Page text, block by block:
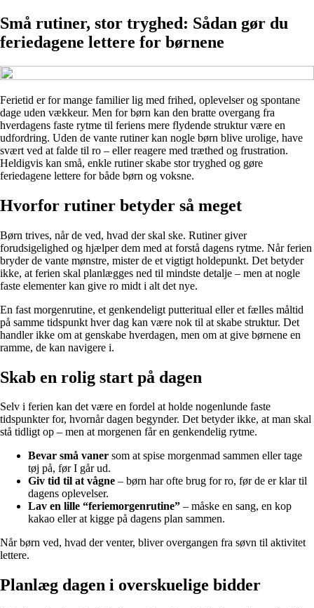
Små rutiner, stor tryghed: Sådan gør du
feriedagene lettere for børnene
Ferietid er for mange familier lig med frihed, oplevelser og spontane
dage uden vækkeur. Men for børn kan den bratte overgang fra
hverdagens faste rytme til feriens mere flydende struktur være en
udfordring. Uden de vante rutiner kan nogle børn blive urolige, have
svært ved at falde til ro – eller reagere med træthed og frustration.
Heldigvis kan små, enkle rutiner skabe stor tryghed og gøre
feriedagene lettere for både børn og voksne.
Hvorfor rutiner betyder så meget
Børn trives, når de ved, hvad der skal ske. Rutiner giver
forudsigelighed og hjælper dem med at forstå dagens rytme. Når ferien
bryder de vante mønstre, mister de et vigtigt holdepunkt. Det betyder
ikke, at ferien skal planlægges ned til mindste detalje – men at nogle
faste elementer kan give ro midt i alt det nye.
En fast morgenrutine, et genkendeligt putteritual eller et fælles måltid
på samme tidspunkt hver dag kan være nok til at skabe struktur. Det
handler ikke om at genskabe hverdagen, men om at give børnene en
ramme, de kan navigere i.
Skab en rolig start på dagen
Selv i ferien kan det være en fordel at holde nogenlunde faste
tidspunkter for, hvornår dagen begynder. Det betyder ikke, at man skal
stå tidligt op – men at morgenen får en genkendelig rytme.
Bevar små vaner som at spise morgenmad sammen eller tage
tøj på, før I går ud.
Giv tid til at vågne – børn har ofte brug for ro, før de er klar til
dagens oplevelser.
Lav en lille “feriemorgenrutine” – måske en sang, en kop
kakao eller at kigge på dagens plan sammen.
Når børn ved, hvad der venter, bliver overgangen fra søvn til aktivitet
lettere.
Planlæg dagen i overskuelige bidder